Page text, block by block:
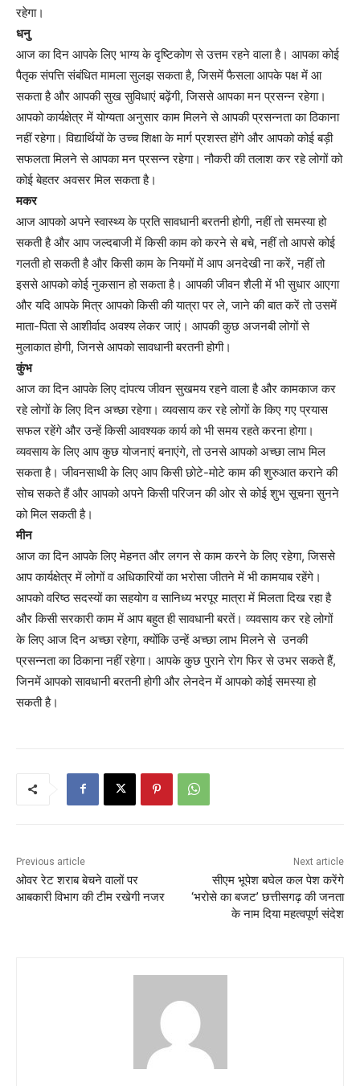
रहेगा।
धनु
आज का दिन आपके लिए भाग्य के दृष्टिकोण से उत्तम रहने वाला है। आपका कोई
पैतृक संपत्ति संबंधित मामला सुलझ सकता है, जिसमें फैसला आपके पक्ष में आ
सकता है और आपकी सुख सुविधाएं बढ़ेंगी, जिससे आपका मन प्रसन्न रहेगा।
आपको कार्यक्षेत्र में योग्यता अनुसार काम मिलने से आपकी प्रसन्नता का ठिकाना
नहीं रहेगा। विद्यार्थियों के उच्च शिक्षा के मार्ग प्रशस्त होंगे और आपको कोई बड़ी
सफलता मिलने से आपका मन प्रसन्न रहेगा। नौकरी की तलाश कर रहे लोगों को
कोई बेहतर अवसर मिल सकता है।
मकर
आज आपको अपने स्वास्थ्य के प्रति सावधानी बरतनी होगी, नहीं तो समस्या हो
सकती है और आप जल्दबाजी में किसी काम को करने से बचे, नहीं तो आपसे कोई
गलती हो सकती है और किसी काम के नियमों में आप अनदेखी ना करें, नहीं तो
इससे आपको कोई नुकसान हो सकता है। आपकी जीवन शैली में भी सुधार आएगा
और यदि आपके मित्र आपको किसी की यात्रा पर ले, जाने की बात करें तो उसमें
माता-पिता से आशीर्वाद अवश्य लेकर जाएं। आपकी कुछ अजनबी लोगों से
मुलाकात होगी, जिनसे आपको सावधानी बरतनी होगी।
कुंभ
आज का दिन आपके लिए दांपत्य जीवन सुखमय रहने वाला है और कामकाज कर
रहे लोगों के लिए दिन अच्छा रहेगा। व्यवसाय कर रहे लोगों के किए गए प्रयास
सफल रहेंगे और उन्हें किसी आवश्यक कार्य को भी समय रहते करना होगा।
व्यवसाय के लिए आप कुछ योजनाएं बनाएंगे, तो उनसे आपको अच्छा लाभ मिल
सकता है। जीवनसाथी के लिए आप किसी छोटे-मोटे काम की शुरुआत कराने की
सोच सकते हैं और आपको अपने किसी परिजन की ओर से कोई शुभ सूचना सुनने
को मिल सकती है।
मीन
आज का दिन आपके लिए मेहनत और लगन से काम करने के लिए रहेगा, जिससे
आप कार्यक्षेत्र में लोगों व अधिकारियों का भरोसा जीतने में भी कामयाब रहेंगे।
आपको वरिष्ठ सदस्यों का सहयोग व सानिध्य भरपूर मात्रा में मिलता दिख रहा है
और किसी सरकारी काम में आप बहुत ही सावधानी बरतें। व्यवसाय कर रहे लोगों
के लिए आज दिन अच्छा रहेगा, क्योंकि उन्हें अच्छा लाभ मिलने से उनकी
प्रसन्नता का ठिकाना नहीं रहेगा। आपके कुछ पुराने रोग फिर से उभर सकते हैं,
जिनमें आपको सावधानी बरतनी होगी और लेनदेन में आपको कोई समस्या हो
सकती है।
Previous article
ओवर रेट शराब बेचने वालों पर
आबकारी विभाग की टीम रखेगी नजर
Next article
सीएम भूपेश बघेल कल पेश करेंगे
‘भरोसे का बजट’ छत्तीसगढ़ की जनता
के नाम दिया महत्वपूर्ण संदेश